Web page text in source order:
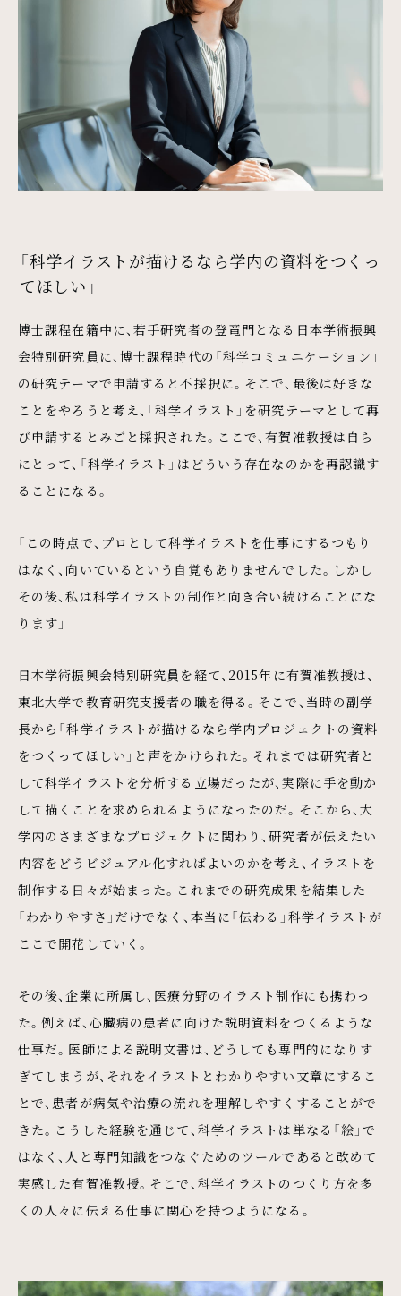
「科学イラストが描けるなら学内の資料をつくっ
てほしい」
博士課程在籍中に、若手研究者の登竜門となる日本学術振興
会特別研究員に、博士課程時代の「科学コミュニケーション」
の研究テーマで申請すると不採択に。そこで、最後は好きな
ことをやろうと考え、「科学イラスト」を研究テーマとして再
び申請するとみごと採択された。ここで、有賀准教授は自ら
にとって、「科学イラスト」はどういう存在なのかを再認識す
ることになる。
「この時点で、プロとして科学イラストを仕事にするつもり
はなく、向いているという自覚もありませんでした。しかし
その後、私は科学イラストの制作と向き合い続けることにな
ります」
日本学術振興会特別研究員を経て、2015年に有賀准教授は、
東北大学で教育研究支援者の職を得る。そこで、当時の副学
長から「科学イラストが描けるなら学内プロジェクトの資料
をつくってほしい」と声をかけられた。それまでは研究者と
して科学イラストを分析する立場だったが、実際に手を動か
して描くことを求められるようになったのだ。そこから、大
学内のさまざまなプロジェクトに関わり、研究者が伝えたい
内容をどうビジュアル化すればよいのかを考え、イラストを
制作する日々が始まった。これまでの研究成果を結集した
「わかりやすさ」だけでなく、本当に「伝わる」科学イラストが
ここで開花していく。
その後、企業に所属し、医療分野のイラスト制作にも携わっ
た。例えば、心臓病の患者に向けた説明資料をつくるような
仕事だ。医師による説明文書は、どうしても専門的になりす
ぎてしまうが、それをイラストとわかりやすい文章にするこ
とで、患者が病気や治療の流れを理解しやすくすることがで
きた。こうした経験を通じて、科学イラストは単なる「絵」で
はなく、人と専門知識をつなぐためのツールであると改めて
実感した有賀准教授。そこで、科学イラストのつくり方を多
くの人々に伝える仕事に関心を持つようになる。